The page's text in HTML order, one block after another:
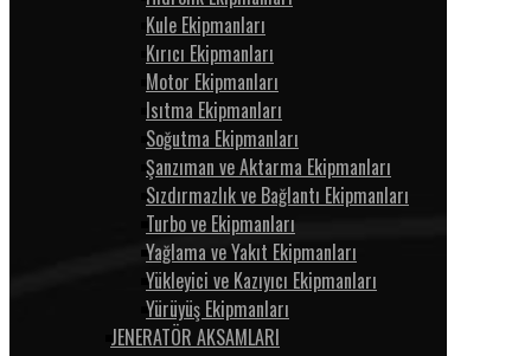
Kule Ekipmanları
Kırıcı Ekipmanları
Motor Ekipmanları
Isıtma Ekipmanları
Soğutma Ekipmanları
Şanzıman ve Aktarma Ekipmanları
Sızdırmazlık ve Bağlantı Ekipmanları
Turbo ve Ekipmanları
Yağlama ve Yakıt Ekipmanları
Yükleyici ve Kazıyıcı Ekipmanları
Yürüyüş Ekipmanları
JENERATÖR AKSAMLARI